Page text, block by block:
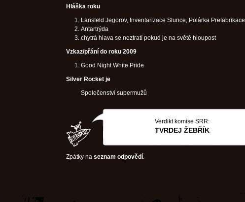
Hláška roku
Lansfeld Jegorov, Inventarizace Slunce, Polárka Prefabrikace
Antartrýda
chytrá hlava se neztratí pokud je na světě hloupost
Vzkaz/přání do roku 2009
Good Night White Pride
Silver Rocket je
Společenství supermužů
Verdikt komise SRR:
TVRDEJ ŽEBŘÍK
Zpátky na seznam odpovědí.